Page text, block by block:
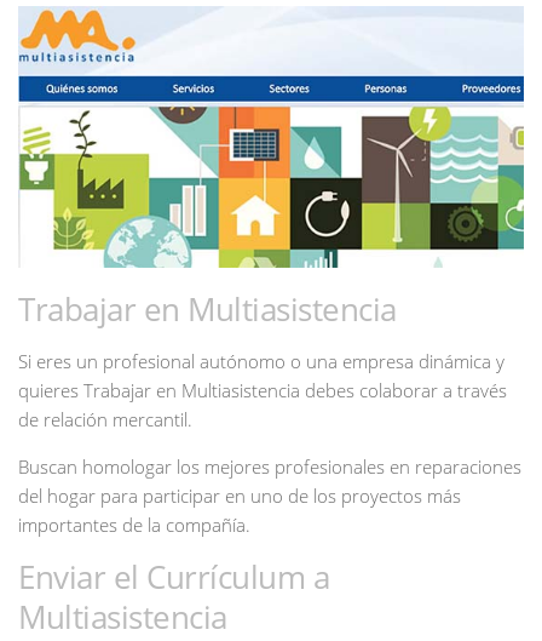
Trabajar en Multiasistencia
Si eres un profesional autónomo o una empresa dinámica y
quieres Trabajar en Multiasistencia debes colaborar a través
de relación mercantil.
Buscan homologar los mejores profesionales en reparaciones
del hogar para participar en uno de los proyectos más
importantes de la compañía.
Enviar el Currículum a
Multiasistencia